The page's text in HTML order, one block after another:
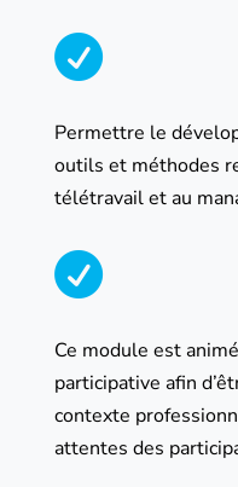

Permettre le
outils et méthodes
télétravail et au

Ce module est
participative afin
contexte
attentes des